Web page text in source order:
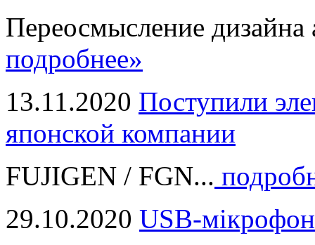
Переосмысление дизайна
подробнее»
13.11.2020 Поступили
японской компании
FUJIGEN / FGN...
29.10.2020 USB-